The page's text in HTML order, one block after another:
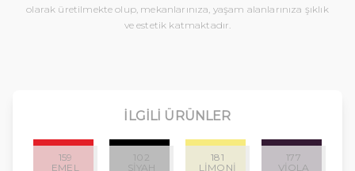
olarak üretilmekte olup, mekanlarınıza, yaşam alanlarınıza şıklık
ve estetik katmaktadır.
İLGILI ÜRÜNLER
159
EMEL
102
SIYAH
181
LIMONI
177
VIOLA